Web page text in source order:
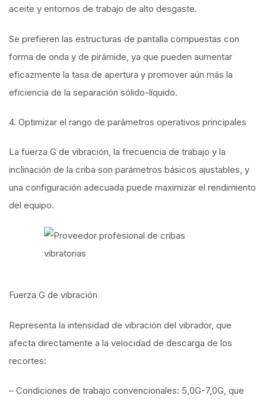
aceite y entornos de trabajo de alto desgaste.
Se prefieren las estructuras de pantalla compuestas con
forma de onda y de pirámide, ya que pueden aumentar
eficazmente la tasa de apertura y promover aún más la
eficiencia de la separación sólido-líquido.
4. Optimizar el rango de parámetros operativos principales
La fuerza G de vibración, la frecuencia de trabajo y la
inclinación de la criba son parámetros básicos ajustables, y
una configuración adecuada puede maximizar el rendimiento
del equipo.
Fuerza G de vibración
Representa la intensidad de vibración del vibrador, que
afecta directamente a la velocidad de descarga de los
recortes:
– Condiciones de trabajo convencionales: 5,0G-7,0G, que